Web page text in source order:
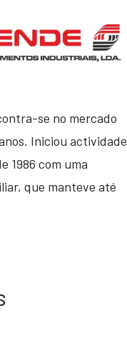
se no mercado
Iniciou actividade
1986 com uma
que manteve até